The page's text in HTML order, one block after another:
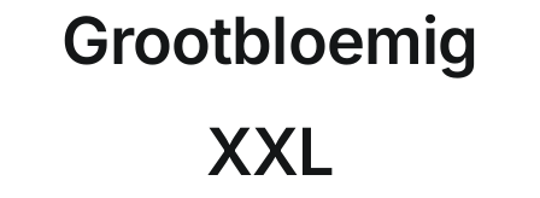
Grootbloemig
XXL